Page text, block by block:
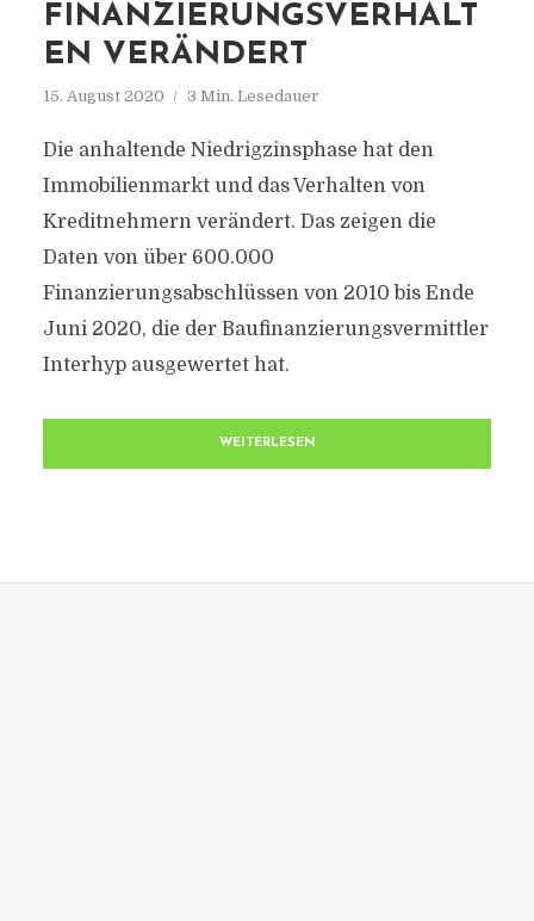
FINANZIERUNGSVERHALT
EN VERÄNDERT
15. August 2020 3 Min. Lesedauer
Die anhaltende Niedrigzinsphase hat den
Immobilienmarkt und das Verhalten von
Kreditnehmern verändert. Das zeigen die
Daten von über 600.000
Finanzierungsabschlüssen von 2010 bis Ende
Juni 2020, die der Baufinanzierungsvermittler
Interhyp ausgewertet hat.
WEITERLESEN